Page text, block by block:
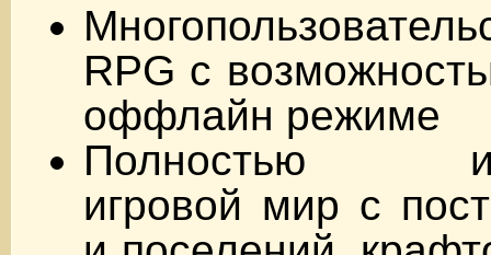
RPG с
оффлайн режиме
Полностью
игровой мир с